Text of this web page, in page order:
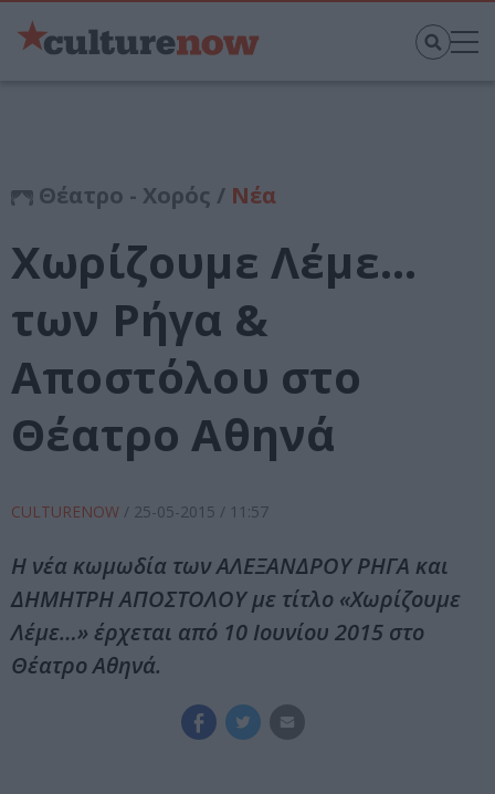
Θέατρο - Χορός / Νέα
Χωρίζουμε Λέμε…
των Ρήγα &
Αποστόλου στο
Θέατρο Αθηνά
CULTURENOW / 25-05-2015 / 11:57
Η νέα κωμωδία των ΑΛΕΞΑΝΔΡΟΥ ΡΗΓΑ και
ΔΗΜΗΤΡΗ ΑΠΟΣΤΟΛΟΥ με τίτλο «Χωρίζουμε
Λέμε…» έρχεται από 10 Ιουνίου 2015 στο
Θέατρο Αθηνά.